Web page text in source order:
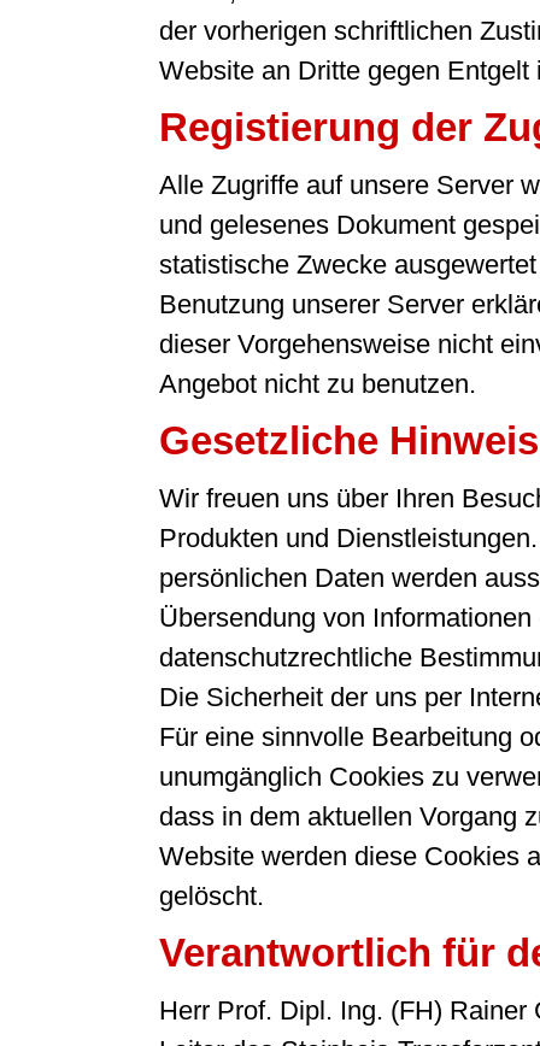
der vorherigen schriftlichen
Website an Dritte gegen Entgelt
Registierung der
Alle Zugriffe auf unsere Server
und gelesenes Dokument
statistische Zwecke
Benutzung unserer Server
dieser Vorgehensweise nicht
Angebot nicht zu benutzen.
Gesetzliche
Wir freuen uns über Ihren
Produkten und
persönlichen Daten werden
Übersendung von
datenschutzrechtliche
Die Sicherheit der uns per
Für eine sinnvolle Bearbeitung
unumgänglich Cookies zu
dass in dem aktuellen Vorgang
Website werden diese Cookies
gelöscht.
Verantwortlich für
Herr Prof. Dipl. Ing. (FH) Rainer